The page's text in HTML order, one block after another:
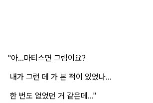
"아...마티스면 그림이요?
내가 그런 데 가 본 적이 있었나...
한 번도 없었던 거 같은데..."